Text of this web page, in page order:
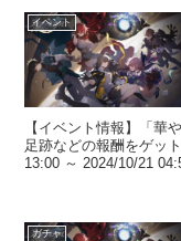
イベント
【イベント情報】「華
足跡などの報酬をゲッ
13:00 ～ 2024/10/21
ガチャ